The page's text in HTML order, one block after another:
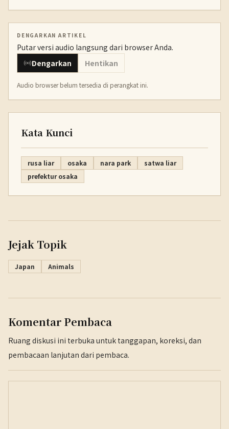
DENGARKAN ARTIKEL
Putar versi audio langsung dari browser Anda.
Dengarkan
Hentikan
Audio browser belum tersedia di perangkat ini.
Kata Kunci
rusa liar osaka nara park
satwa liar
prefektur osaka
Jejak Topik
Japan Animals
Komentar Pembaca
Ruang diskusi ini terbuka untuk tanggapan, koreksi, dan
pembacaan lanjutan dari pembaca.